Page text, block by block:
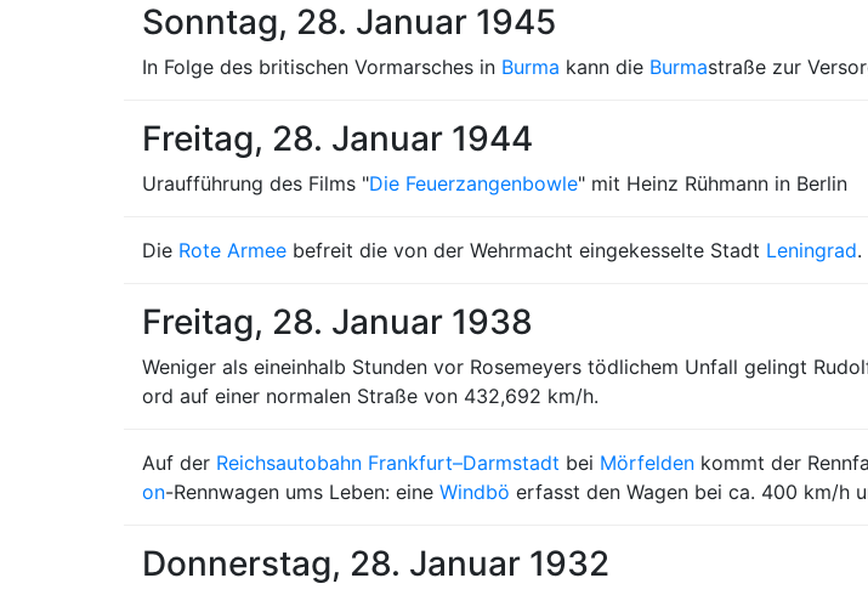
Sonntag, 28. Januar 1945
In Folge des britischen Vormarsches in Burma kann die Burmastraße zur
Freitag, 28. Januar 1944
Uraufführung des Films "Die Feuerzangenbowle" mit Heinz Rühmann in Berlin
Die Rote Armee befreit die von der Wehrmacht eingekesselte Stadt Leningrad.
Freitag, 28. Januar 1938
Weniger als eineinhalb Stunden vor Rosemeyers tödlichem Unfall gelingt
ord auf einer normalen Straße von 432,692 km/h.
Auf der Reichsautobahn Frankfurt–Darmstadt bei Mörfelden kommt der
on-Rennwagen ums Leben: eine Windbö erfasst den Wagen bei ca. 400 km/h
Donnerstag, 28. Januar 1932